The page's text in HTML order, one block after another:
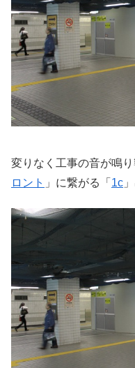
変りなく工事の音が鳴
ロント 」に繋がる「 1c